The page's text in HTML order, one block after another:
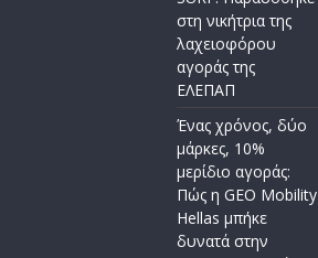
στη νικήτρια της
λαχειοφόρου
αγοράς της
ΕΛΕΠΑΠ
Ένας χρόνος, δύο
μάρκες, 10%
μερίδιο αγοράς:
Πώς η GEO Mobility
Hellas μπήκε
δυνατά στην